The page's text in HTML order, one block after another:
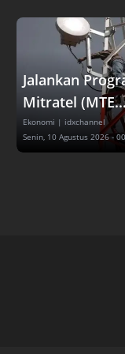
Jalankan
Mitratel
Ekonomi | idxchannel
Senin, 10 Agustus 2026 -